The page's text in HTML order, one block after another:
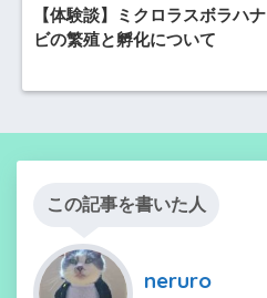
【体験談】ミクロラスボラハナ
ビの繁殖と孵化について
この記事を書いた人
neruro